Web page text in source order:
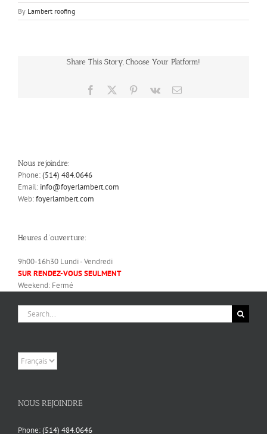
By Lambert roofing
Share This Story, Choose Your Platform!
Facebook Pinterest
Vk Email
Nous rejoindre:
Phone:(514) 484.0646
Email: info@foyerlambert.com
Web:foyerlambert.com
Heures d’ouverture:
9h00-16h30 Lundi - Vendredi
SUR RENDEZ-VOUS SEULMENT
Weekend: Fermé
Search
for:
Choisir
une
NOUS REJOINDRE
Phone:(514) 484.0646